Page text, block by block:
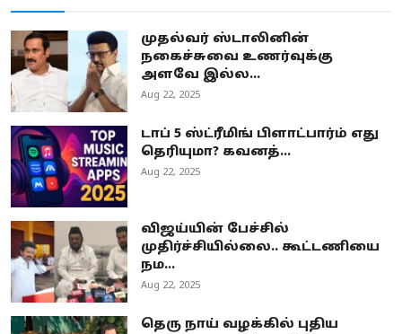
முதல்வர் ஸ்டாலினின்
நகைச்சுவை உணர்வுக்கு
அளவே இல்ல...
Aug 22, 2025
டாப் 5 ஸ்ட்ரீமிங் பிளாட்பார்ம் எது
தெரியுமா? கவனத்...
Aug 22, 2025
விஜய்யின் பேச்சில்
முதிர்ச்சியில்லை.. கூட்டணியை
நம...
Aug 22, 2025
தெரு நாய் வழக்கில் புதிய